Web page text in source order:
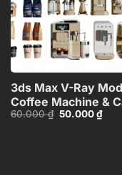
3ds Max V-Ray
Coffee Machine &
Set Collection_3463
60.000₫ Giá
50.000₫Giá
hiện